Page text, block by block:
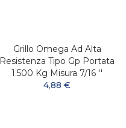
Grillo Omega Ad Alta
Resistenza Tipo Gp Portata
1.500 Kg Misura 7/16 ''
4,88 €